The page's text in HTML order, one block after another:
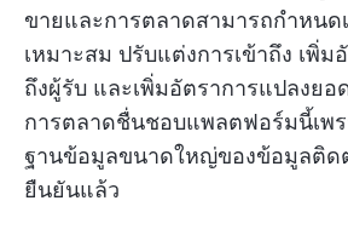
ขายและการตลาดสามารถกำหนด
เหมาะสม ปรับแต่งการเข้าถึง เพิ่ม
ถึงผู้รับ และเพิ่มอัตราการแปลงย
การตลาดชื่นชอบแพลตฟอร์มนี้เพร
ฐานข้อมูลขนาดใหญ่ของข้อมูลติด
ยืนยันแล้ว